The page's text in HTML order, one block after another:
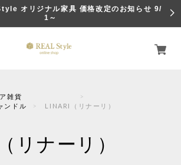
オリジナル家具 価格改定のお知らせ 9/
1～
リア雑貨
ンドル
LINARI（リナーリ）
リナーリ）